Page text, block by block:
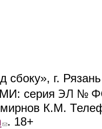
сбоку», г.
серия ЭЛ №
К.М.
(link sends e-mail)
. 18+